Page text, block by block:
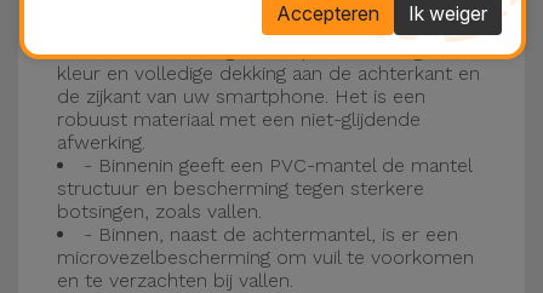
- Een eerste laag van Liquid Silicone geeft de
kleur en volledige dekking aan de achterkant en
de zijkant van uw smartphone. Het is een
robuust materiaal met een niet-glijdende
afwerking.
- Binnenin geeft een PVC-mantel de mantel
structuur en bescherming tegen sterkere
botsingen, zoals vallen.
- Binnen, naast de achtermantel, is er een
microvezelbescherming om vuil te voorkomen
en te verzachten bij vallen.
Ik weiger
Accepteren